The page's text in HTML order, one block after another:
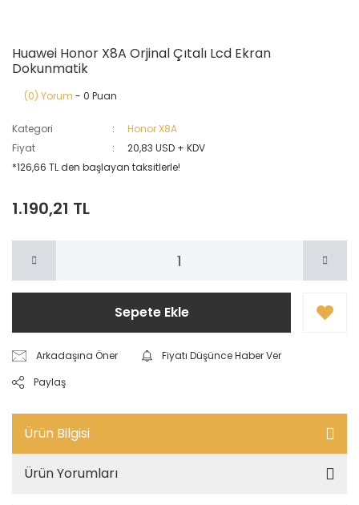
Huawei Honor X8A Orjinal Çıtalı Lcd Ekran
Dokunmatik
(0) Yorum - 0 Puan
Kategori
Honor X8A
Fiyat
20,83 USD + KDV
*126,66 TL den başlayan taksitlerle!
1.190,21 TL
Sepete Ekle
Arkadaşına Öner
Fiyatı Düşünce Haber Ver
Paylaş
Ürün Bilgisi
Ürün Yorumları